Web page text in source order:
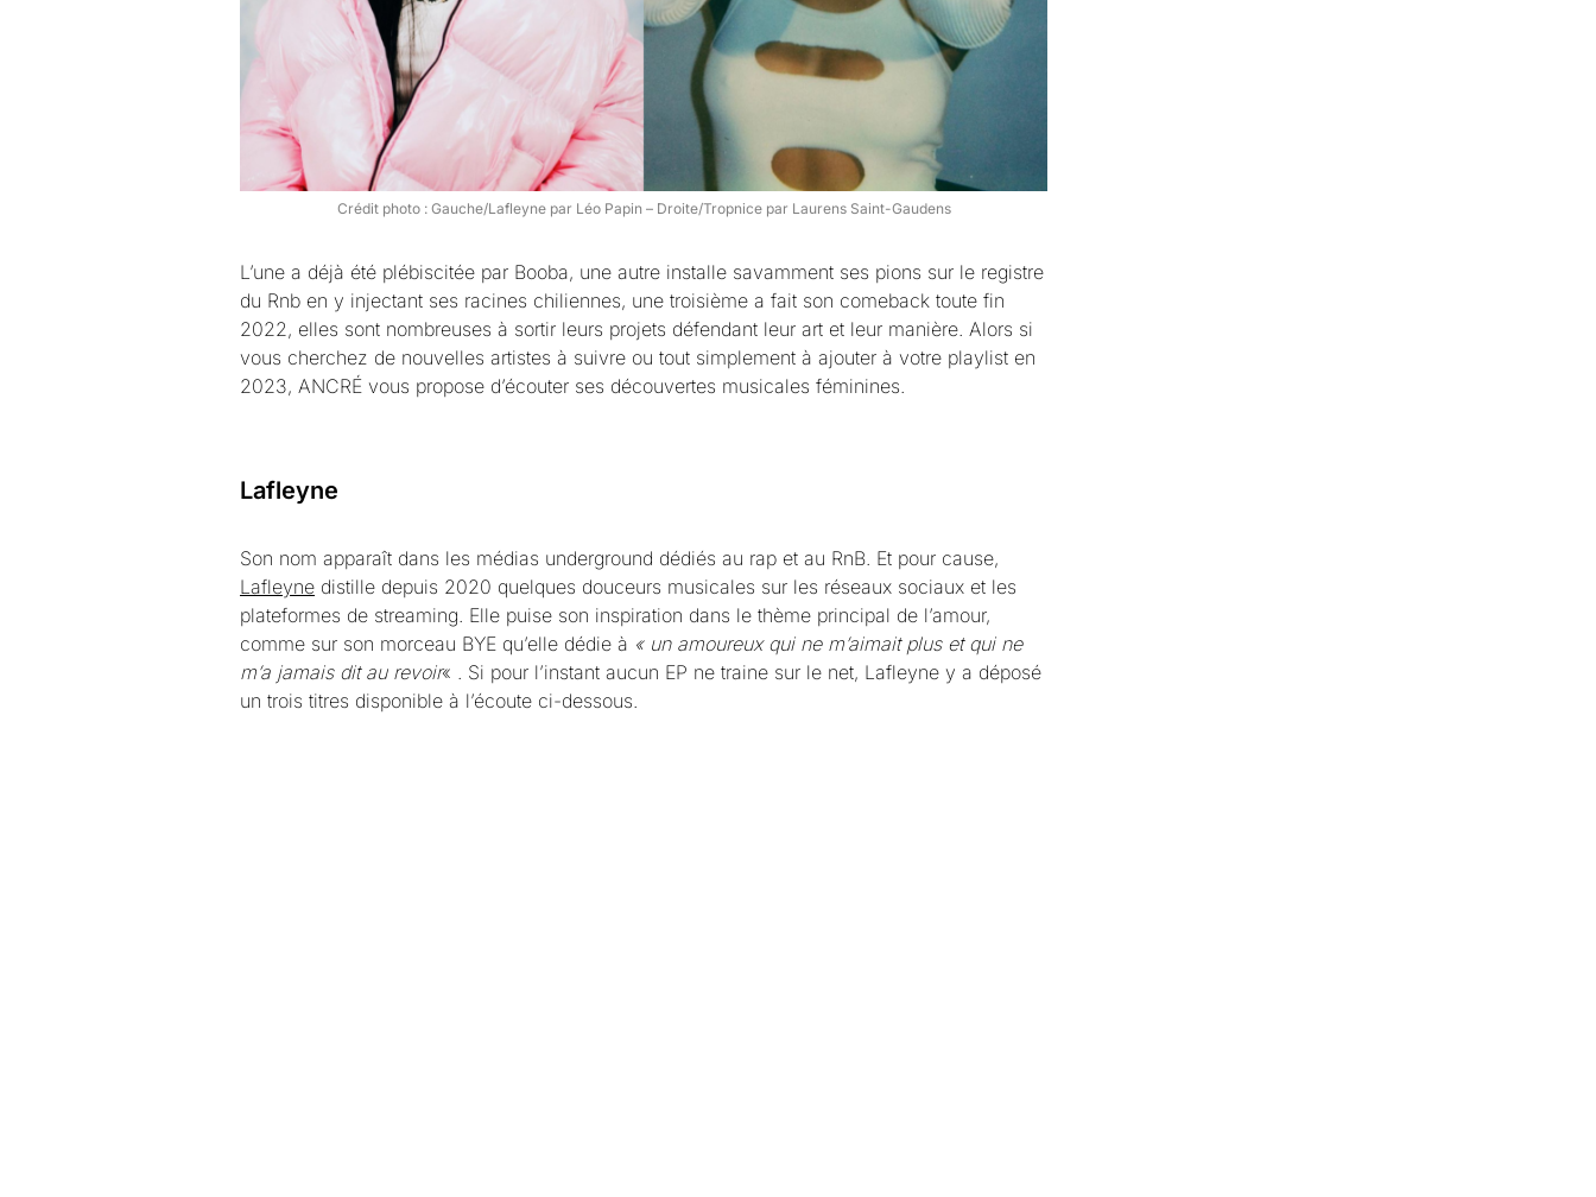
Crédit photo : Gauche/Lafleyne par Léo Papin – Droite/Tropnice par Laurens Saint-Gaudens
L’une a déjà été plébiscitée par Booba, une autre installe savamment ses pions sur le registre
du Rnb en y injectant ses racines chiliennes, une troisième a fait son comeback toute fin
2022, elles sont nombreuses à sortir leurs projets défendant leur art et leur manière. Alors si
vous cherchez de nouvelles artistes à suivre ou tout simplement à ajouter à votre playlist en
2023, ANCRÉ vous propose d’écouter ses découvertes musicales féminines.
Lafleyne
Son nom apparaît dans les médias underground dédiés au rap et au RnB. Et pour cause,
Lafleyne distille depuis 2020 quelques douceurs musicales sur les réseaux sociaux et les
plateformes de streaming. Elle puise son inspiration dans le thème principal de l’amour,
comme sur son morceau BYE qu’elle dédie à « un amoureux qui ne m’aimait plus et qui ne
m’a jamais dit au revoir« . Si pour l’instant aucun EP ne traine sur le net, Lafleyne y a déposé
un trois titres disponible à l’écoute ci-dessous.